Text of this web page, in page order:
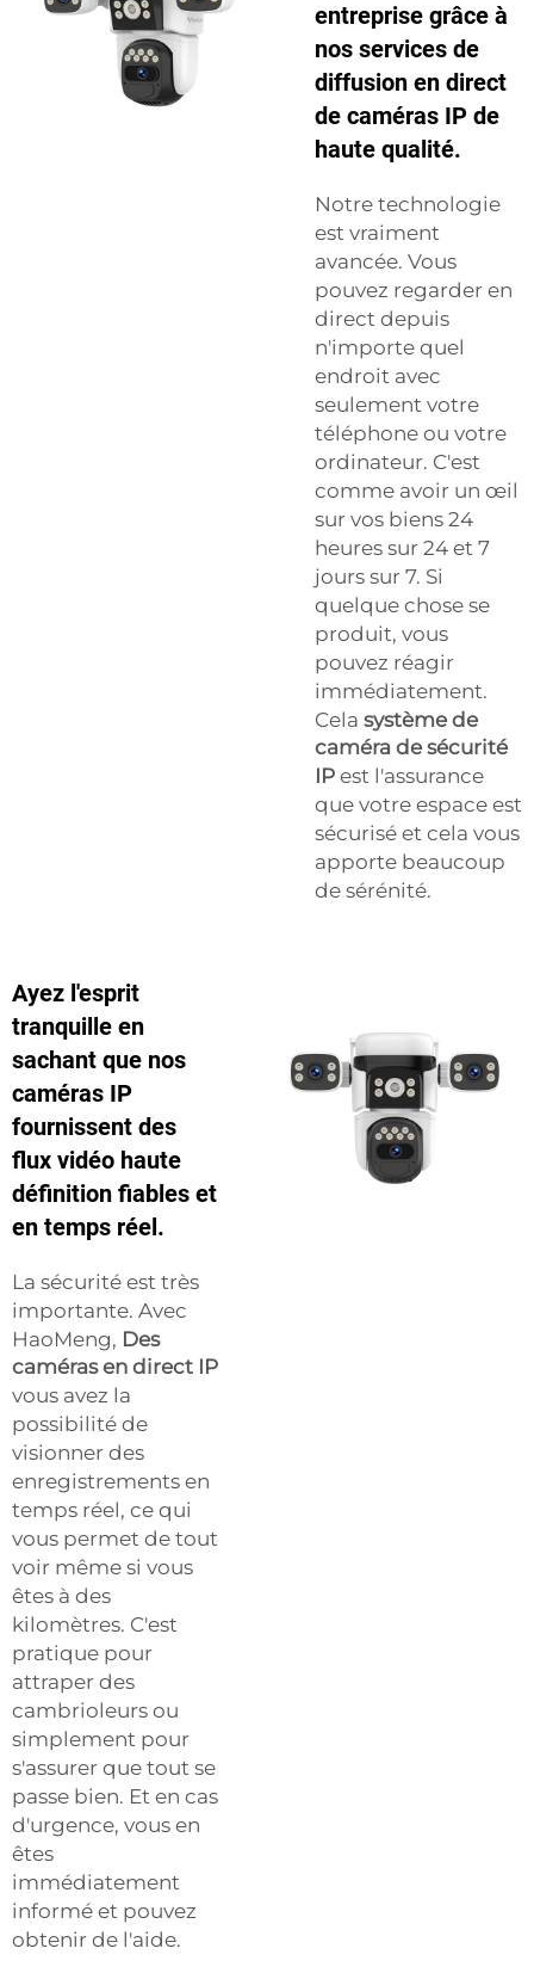
entreprise grâce à
nos services de
diffusion en direct
de caméras IP de
haute qualité.
Notre technologie
est vraiment
avancée. Vous
pouvez regarder en
direct depuis
n'importe quel
endroit avec
seulement votre
téléphone ou votre
ordinateur. C'est
comme avoir un œil
sur vos biens 24
heures sur 24 et 7
jours sur 7. Si
quelque chose se
produit, vous
pouvez réagir
immédiatement.
Cela système de
caméra de sécurité
IP est l'assurance
que votre espace est
sécurisé et cela vous
apporte beaucoup
de sérénité.
Ayez l'esprit
tranquille en
sachant que nos
caméras IP
fournissent des
flux vidéo haute
définition fiables et
en temps réel.
La sécurité est très
importante. Avec
HaoMeng, Des
caméras en direct IP
vous avez la
possibilité de
visionner des
enregistrements en
temps réel, ce qui
vous permet de tout
voir même si vous
êtes à des
kilomètres. C'est
pratique pour
attraper des
cambrioleurs ou
simplement pour
s'assurer que tout se
passe bien. Et en cas
d'urgence, vous en
êtes
immédiatement
informé et pouvez
obtenir de l'aide.